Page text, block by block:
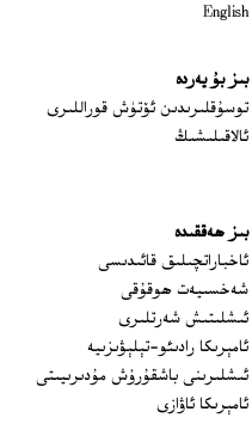
English
بىز بۇ يەردە
توسۇقلىرىدىن ئۆتۈش قوراللىرى
ئالاقىلىشىڭ
بىز ھەققىدە
ئاخباراتچىلىق قائىدىسى
شەخسىيەت ھوقۇقى
ئىشلىتىش شەرتلىرى
ئامېرىكا رادىئو-تېلېۋىزىيە
ئىشلىرىنى باشقۇرۇش مۇدىرىيىتى
ئامېرىكا ئاۋازى